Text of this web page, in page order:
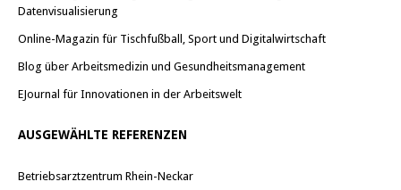
Datenvisualisierung
Online-Magazin für Tischfußball, Sport und Digitalwirtschaft
Blog über Arbeitsmedizin und Gesundheitsmanagement
EJournal für Innovationen in der Arbeitswelt
AUSGEWÄHLTE REFERENZEN
Betriebsarztzentrum Rhein-Neckar